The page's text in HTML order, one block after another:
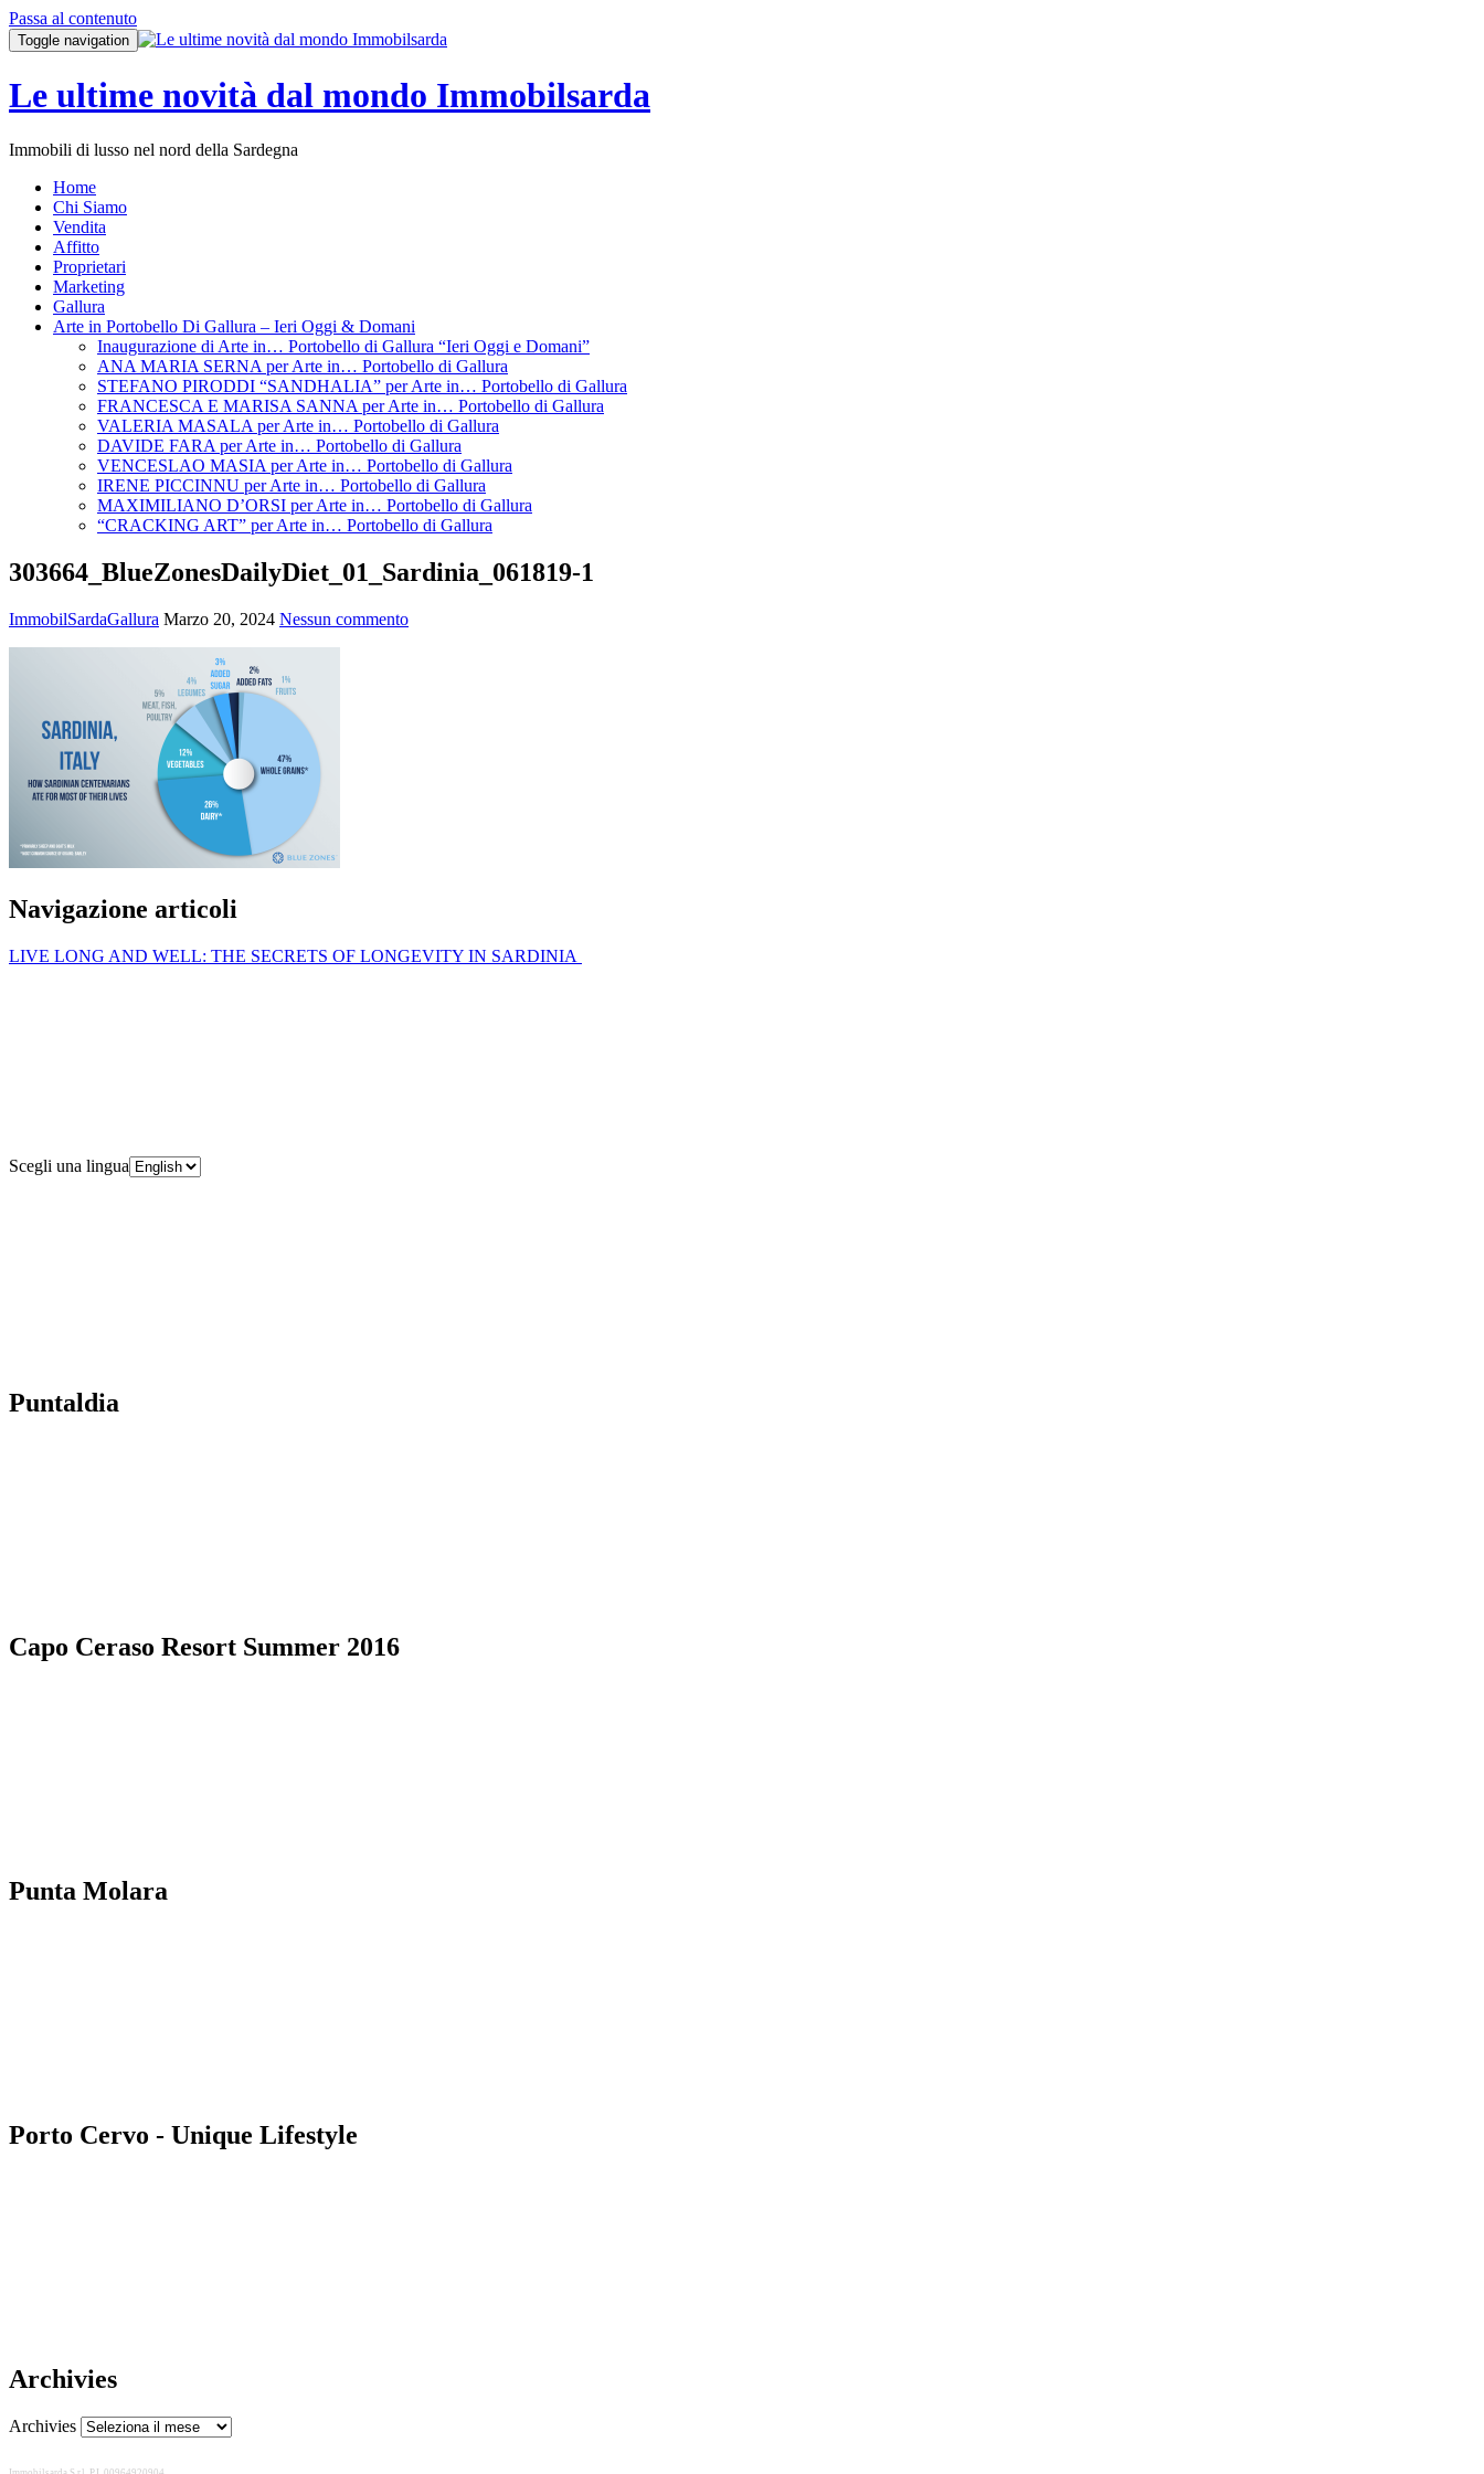
Passa al contenuto
Toggle navigation
Le ultime novità dal mondo Immobilsarda
Immobili di lusso nel nord della Sardegna
Home
Chi Siamo
Vendita
Affitto
Proprietari
Marketing
Gallura
Arte in Portobello Di Gallura – Ieri Oggi & Domani
Inaugurazione di Arte in… Portobello di Gallura “Ieri Oggi e Domani”
ANA MARIA SERNA per Arte in… Portobello di Gallura
STEFANO PIRODDI “SANDHALIA” per Arte in… Portobello di Gallura
FRANCESCA E MARISA SANNA per Arte in… Portobello di Gallura
VALERIA MASALA per Arte in… Portobello di Gallura
DAVIDE FARA per Arte in… Portobello di Gallura
VENCESLAO MASIA per Arte in… Portobello di Gallura
IRENE PICCINNU per Arte in… Portobello di Gallura
MAXIMILIANO D’ORSI per Arte in… Portobello di Gallura
“CRACKING ART” per Arte in… Portobello di Gallura
303664_BlueZonesDailyDiet_01_Sardinia_061819-1
ImmobilSardaGallura Marzo 20, 2024 Nessun commento
Navigazione articoli
LIVE LONG AND WELL: THE SECRETS OF LONGEVITY IN SARDINIA
Scegli una lingua
Puntaldia
Capo Ceraso Resort Summer 2016
Punta Molara
Porto Cervo - Unique Lifestyle
Archivies
Archivies